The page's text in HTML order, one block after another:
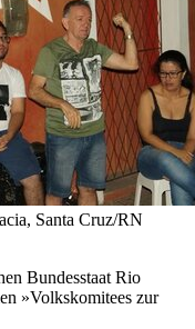
Santa Cruz/RN
Bundesstaat Rio
»Volkskomitees zur